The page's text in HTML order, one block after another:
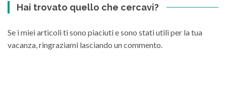
Hai trovato quello che cercavi?
Se i miei articoli ti sono piaciuti e sono stati utili per la tua
vacanza, ringraziami lasciando un commento.